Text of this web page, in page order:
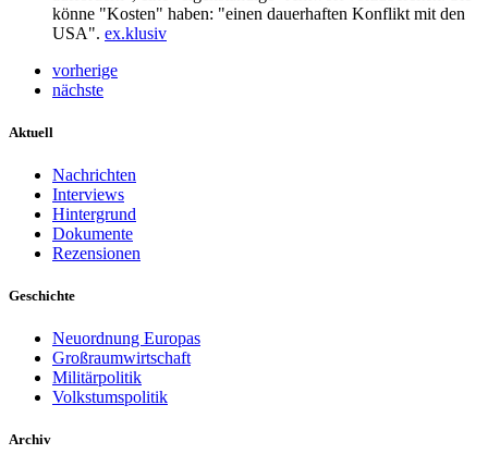
könne "Kosten" haben: "einen dauerhaften Konflikt mit den
USA". ex.klusiv
vorherige
nächste
Aktuell
Nachrichten
Interviews
Hintergrund
Dokumente
Rezensionen
Geschichte
Neuordnung Europas
Großraumwirtschaft
Militärpolitik
Volkstumspolitik
Archiv